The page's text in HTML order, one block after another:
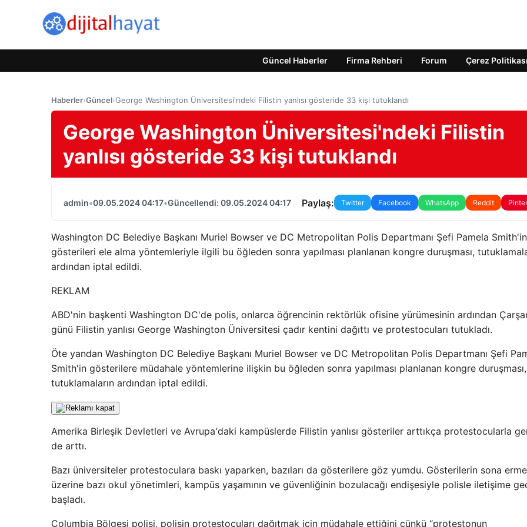
Güncel Haberler Firma Rehberi Forum Çerez Politikası
Haberler›Güncel›George Washington Üniversitesi'ndeki Filistin yanlısı gösteride 33 kişi tutuklandı
George Washington Üniversitesi'ndeki Filistin
yanlısı gösteride 33 kişi tutuklandı
admin•09.05.2024 04:17•Güncellendi: 09.05.2024 04:17 Paylaş: Twitter Facebook WhatsApp Reddit
Washington DC Belediye Başkanı Muriel Bowser ve DC Metropolitan Polis Departmanı Şefi Pamela Smith'in
gösterileri ele alma yöntemleriyle ilgili bu öğleden sonra yapılması planlanan kongre duruşması,
ardından iptal edildi.
REKLAM
ABD'nin başkenti Washington DC'de polis, onlarca öğrencinin rektörlük ofisine yürümesinin ardından
günü Filistin yanlısı George Washington Üniversitesi çadır kentini dağıttı ve protestocuları tutukladı.
Öte yandan Washington DC Belediye Başkanı Muriel Bowser ve DC Metropolitan Polis Departmanı Şefi
Smith'in gösterilere müdahale yöntemlerine ilişkin bu öğleden sonra yapılması planlanan kongre duruşması,
tutuklamaların ardından iptal edildi.
Amerika Birleşik Devletleri ve Avrupa'daki kampüslerde Filistin yanlısı gösteriler arttıkça protestocularla
de arttı.
Bazı üniversiteler protestoculara baskı yaparken, bazıları da gösterilere göz yumdu. Gösterilerin sona
üzerine bazı okul yönetimleri, kampüs yaşamının ve güvenliğinin bozulacağı endişesiyle polisle iletişime
başladı.
Columbia Bölgesi polisi, polisin protestocuları dağıtmak için müdahale ettiğini çünkü “protestonun